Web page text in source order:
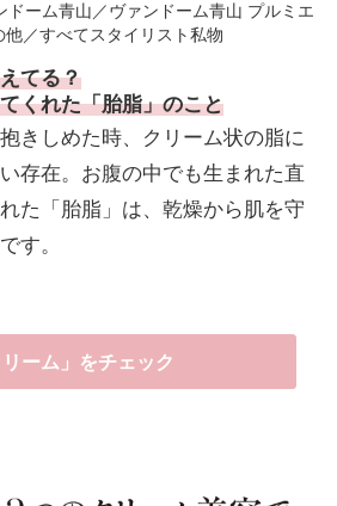
ーム青山／ヴァンドーム青山 プルミエ
／すべてスタイリスト私物
てる？
くれた「胎脂」のこと
きしめた時、クリーム状の脂に
存在。お腹の中でも生まれた直
た「胎脂」は、乾燥から肌を守
す。
リーム」をチェック